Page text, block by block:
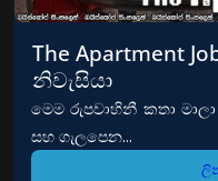
The Apartment
නිවැසියා
මෙම රුපවාහිනී කතා
සහ ගැලපෙන...